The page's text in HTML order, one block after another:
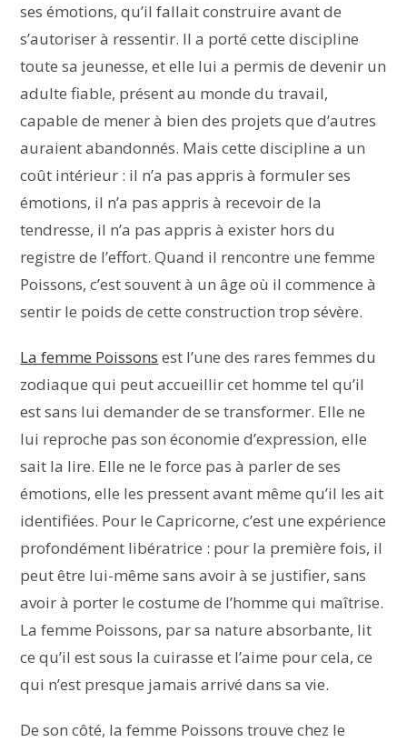
ses émotions, qu’il fallait construire avant de
s’autoriser à ressentir. Il a porté cette discipline
toute sa jeunesse, et elle lui a permis de devenir un
adulte fiable, présent au monde du travail,
capable de mener à bien des projets que d’autres
auraient abandonnés. Mais cette discipline a un
coût intérieur : il n’a pas appris à formuler ses
émotions, il n’a pas appris à recevoir de la
tendresse, il n’a pas appris à exister hors du
registre de l’effort. Quand il rencontre une femme
Poissons, c’est souvent à un âge où il commence à
sentir le poids de cette construction trop sévère.
La femme Poissons est l’une des rares femmes du
zodiaque qui peut accueillir cet homme tel qu’il
est sans lui demander de se transformer. Elle ne
lui reproche pas son économie d’expression, elle
sait la lire. Elle ne le force pas à parler de ses
émotions, elle les pressent avant même qu’il les ait
identifiées. Pour le Capricorne, c’est une expérience
profondément libératrice : pour la première fois, il
peut être lui-même sans avoir à se justifier, sans
avoir à porter le costume de l’homme qui maîtrise.
La femme Poissons, par sa nature absorbante, lit
ce qu’il est sous la cuirasse et l’aime pour cela, ce
qui n’est presque jamais arrivé dans sa vie.
De son côté, la femme Poissons trouve chez le